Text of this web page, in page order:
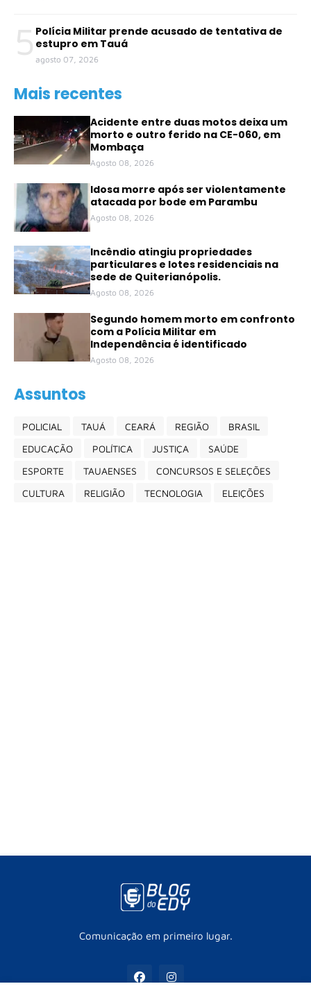
5 Polícia Militar prende acusado de tentativa de
estupro em Tauá
agosto 07, 2026
Mais recentes
Acidente entre duas motos deixa um
morto e outro ferido na CE-060, em
Mombaça
Agosto 08, 2026
Idosa morre após ser violentamente
atacada por bode em Parambu
Agosto 08, 2026
Incêndio atingiu propriedades
particulares e lotes residenciais na
sede de Quiterianópolis.
Agosto 08, 2026
Segundo homem morto em confronto
com a Polícia Militar em
Independência é identificado
Agosto 08, 2026
Assuntos
POLICIAL TAUÁ CEARÁ REGIÃO
BRASIL
EDUCAÇÃO
POLÍTICA JUSTIÇA
SAÚDE
ESPORTE
TAUAENSES
CONCURSOS E SELEÇÕES
CULTURA
RELIGIÃO TECNOLOGIA ELEIÇÕES
Comunicação em primeiro lugar.